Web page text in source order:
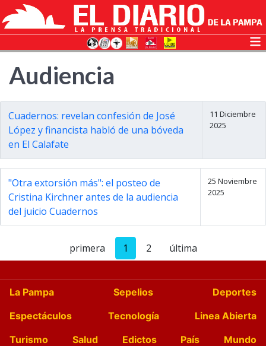
Audiencia
Cuadernos: revelan confesión de José
López y financista habló de una bóveda
en El Calafate
11 Diciembre
2025
"Otra extorsión más": el posteo de
Cristina Kirchner antes de la audiencia
del juicio Cuadernos
25 Noviembre
2025
primera 1 2 última
La Pampa Sepelios
Deportes
Espectáculos
Tecnología
Linea Abierta
Turismo
Salud Edictos País
Mundo